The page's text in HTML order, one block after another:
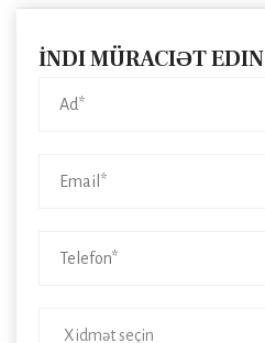
İNDI MÜRACIƏT EDIN